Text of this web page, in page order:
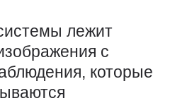
лежит
с
которые